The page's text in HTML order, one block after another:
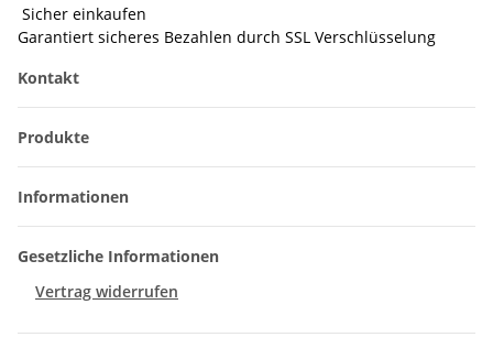
Sicher einkaufen
Garantiert sicheres Bezahlen durch SSL Verschlüsselung
Kontakt
Produkte
Informationen
Gesetzliche Informationen
Vertrag widerrufen